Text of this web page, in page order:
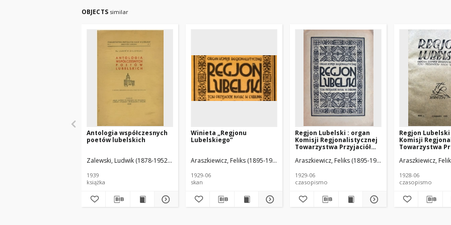
OBJECTS similar
Antologia współczesnych
poetów lubelskich
Zalewski, Ludwik (1878-1952). Wybór, Biogramy Czechowicz, Józef (1903-1939). Wstęp
1939
książka
Winieta „Regjonu
Lubelskiego”
Araszkiewicz, Feliks (1895-1966). Red.
1929-06
skan
Regjon Lubelski : organ
Komisji Regjonalistycznej
Towarzystwa Przyjaciół
nr 2
Araszkiewicz, Feliks (1895-1966). Red.
1929-06
czasopismo
Regjon
Komisji
Towarzystwa
nr 1
Araszkiewicz,
1928-06
czasopismo